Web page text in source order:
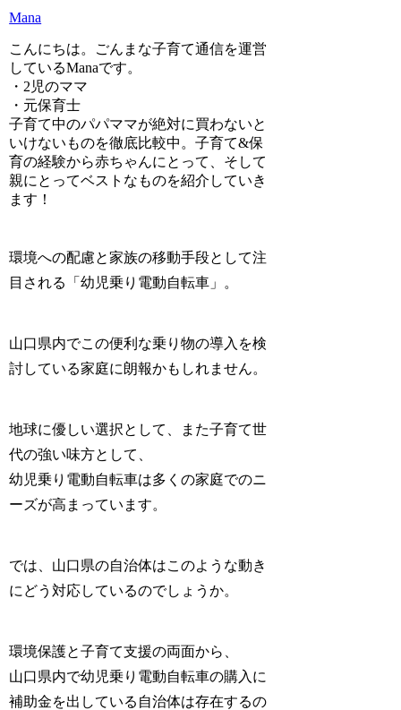
Mana
こんにちは。ごんまな子育て通信を運営
しているManaです。
・2児のママ
・元保育士
子育て中のパパママが絶対に買わないと
いけないものを徹底比較中。子育て&保
育の経験から赤ちゃんにとって、そして
親にとってベストなものを紹介していき
ます！
環境への配慮と家族の移動手段として注
目される「幼児乗り電動自転車 」。
山口県内でこの便利な乗り物の導入を検
討している家庭に朗報かもしれません。
地球に優しい選択として、また子育て世
代の強い味方として、
幼児乗り電動自転車は多くの家庭でのニ
ーズが高まっています。
では、山口県の自治体はこのような動き
にどう対応しているのでしょうか。
環境保護と子育て支援の両面から、
山口県内で幼児乗り電動自転車の購入に
補助金を出している自治体は存在するの